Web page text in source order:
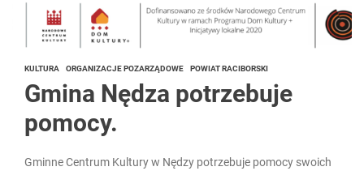
KULTURA ORGANIZACJE POZARZĄDOWE POWIAT RACIBORSKI
Gmina Nędza potrzebuje
pomocy.
Gminne Centrum Kultury w Nędzy potrzebuje pomocy swoich